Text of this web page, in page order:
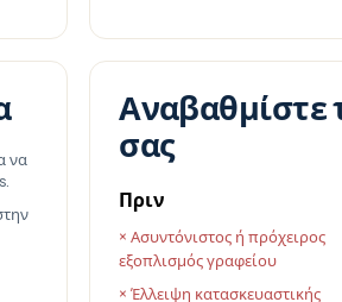
να
Αναβαθμίστε
σας
Πριν
× Ασυντόνιστος ή πρόχειρος
εξοπλισμός γραφείου
× Έλλειψη κατασκευαστικής